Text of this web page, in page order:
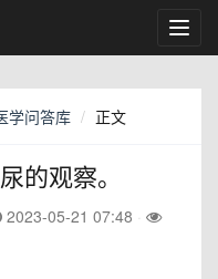
学问答库 正文
的观察。
2023-05-21 07:48